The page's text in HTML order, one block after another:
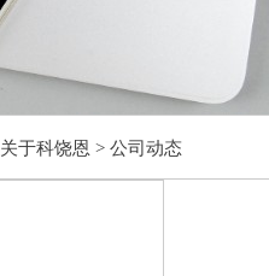
关于科饶恩 > 公司动态